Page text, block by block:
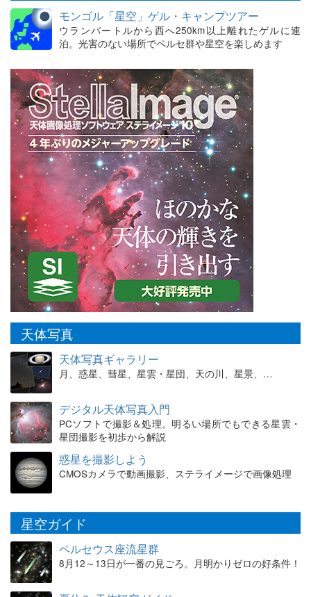
モンゴル「星空」ゲル・キャンプツアー
ウランバートルから西へ250km以上離れたゲルに連
泊。光害のない場所でペルセ群や星空を楽しめます
天体写真
天体写真ギャラリー
月、惑星、彗星、星雲・星団、天の川、星景、…
デジタル天体写真入門
PCソフトで撮影＆処理。明るい場所でもできる星雲・
星団撮影を初歩から解説
惑星を撮影しよう
CMOSカメラで動画撮影、ステライメージで画像処理
星空ガイド
ペルセウス座流星群
8月12～13日が一番の見ごろ。月明かりゼロの好条件！